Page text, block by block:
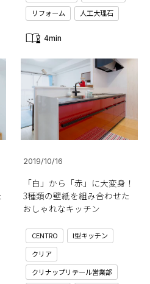
リフォーム
人工大理石
4min
2019/10/16
「白」から「赤」に大変身！
3種類の壁紙を組み合わせた
おしゃれなキッチン
CENTRO
I型キッチン
クリア
クリナップリテール営業部